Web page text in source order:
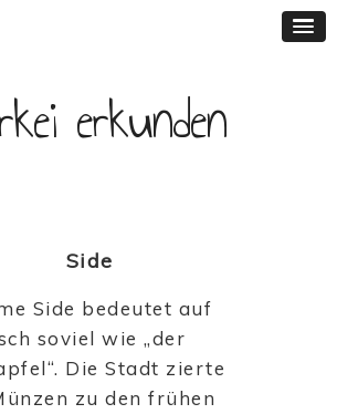
erkunden
Side
Side bedeutet auf
soviel wie „der
Die Stadt zierte
zu den frühen